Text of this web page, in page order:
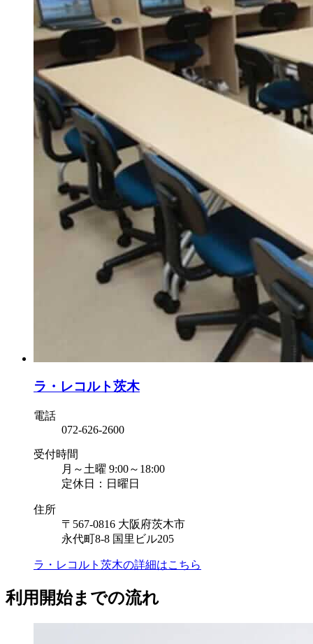
ラ・レコルト茨木
電話
072-626-2600
受付時間
月～土曜 9:00～18:00
定休日：日曜日
住所
〒567-0816 大阪府茨木市
永代町8-8 国里ビル205
ラ・レコルト茨木の詳細はこちら
利用開始までの流れ